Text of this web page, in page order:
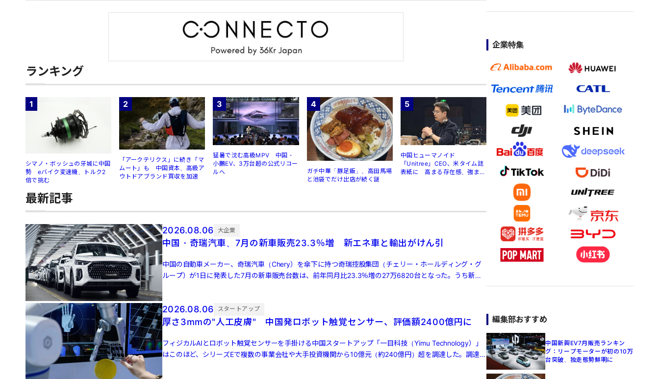
ランキング
1
シマノ・ボッシュの牙城に中国
勢 eバイク変速機、トルク2
倍で挑む
2
「アークテリクス」に続き「マ
ムート」も 中国資本、高級ア
ウトドアブランド買収を加速
3
猛暑で沈む高級MPV 中国・
小鵬EV、3万台超の公式リコー
ルへ
4
ガチ中華「豚足飯」、高田馬場
と池袋でだけ出店が続く謎
5
中国ヒューマノイド
「Unitree」CEO、米タイム誌
表紙に 高まる存在感、強まる
最新記事
2026.08.06 大企業
中国・奇瑞汽車、7月の新車販売23.3％増 新エネ車と輸出がけん引
中国の自動車メーカー、奇瑞汽車（Chery）を傘下に持つ奇瑞控股集団（チェリー・ホールディング・グ
ループ）が1日に発表した7月の新車販売台数は、前年同月比23.3％増の27万6820台となった。うち新エ
2026.08.06 スタートアップ
厚さ3mmの"人工皮膚" 中国発ロボット触覚センサー、評価額2400億円に
フィジカルAIとロボット触覚センサーを手掛ける中国スタートアップ「一目科技（Yimu Technology）」
はこのほど、シリーズEで複数の事業会社や大手投資機関から10億元（約240億円）超を調達した。調達
企業特集
編集部おすすめ
中国新興EV7月販売ランキン
グ：リープモーターが初の10万
台突破、独走態勢鮮明に